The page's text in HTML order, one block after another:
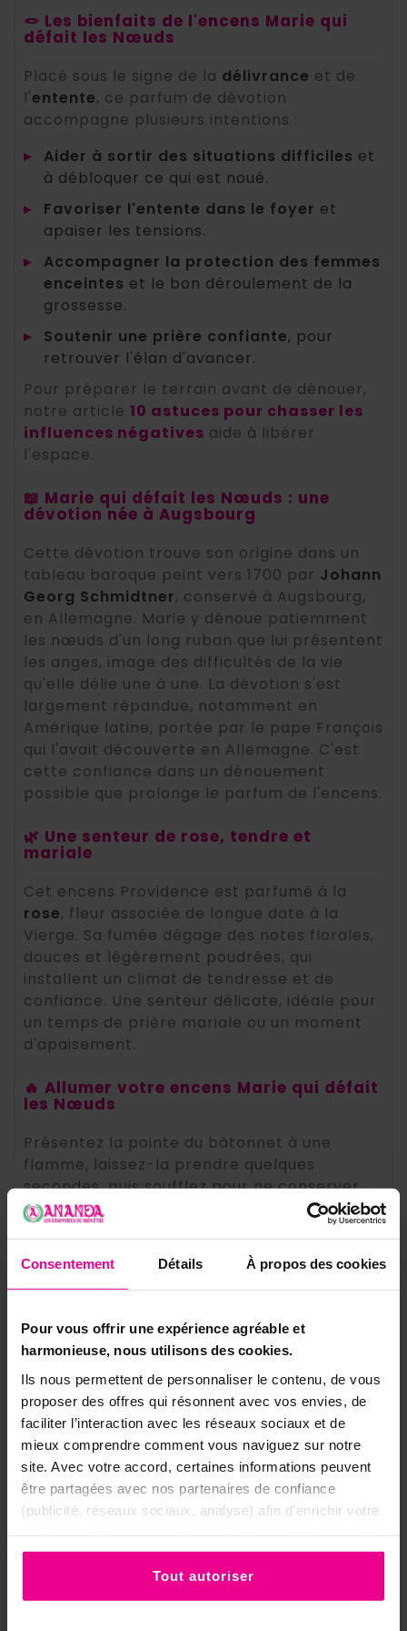
Consentement Détails À propos des cookies
Pour vous offrir une expérience agréable et
harmonieuse, nous utilisons des cookies.
Ils nous permettent de personnaliser le contenu, de vous
proposer des offres qui résonnent avec vos envies, de
faciliter l’interaction avec les réseaux sociaux et de
mieux comprendre comment vous naviguez sur notre
site. Avec votre accord, certaines informations peuvent
être partagées avec nos partenaires de confiance
(publicité, réseaux sociaux, analyse) afin d’enrichir votre
ou de les refuser.
Tout autoriser
🪢 Les bienfaits de l'encens Marie qui
défait les Nœuds
Placé sous le signe de la délivrance et de
l'entente, ce parfum de dévotion
accompagne plusieurs intentions :
▸
Aider à sortir des situations difficiles et
à débloquer ce qui est noué.
▸
Favoriser l'entente dans le foyer et
apaiser les tensions.
▸
Accompagner la protection des femmes
enceintes et le bon déroulement de la
grossesse.
▸
Soutenir une prière confiante, pour
retrouver l'élan d'avancer.
Pour préparer le terrain avant de dénouer,
notre article 10 astuces pour chasser les
influences négatives aide à libérer
l'espace.
📖 Marie qui défait les Nœuds : une
dévotion née à Augsbourg
Cette dévotion trouve son origine dans un
tableau baroque peint vers 1700 par Johann
Georg Schmidtner, conservé à Augsbourg,
en Allemagne. Marie y dénoue patiemment
les nœuds d'un long ruban que lui présentent
les anges, image des difficultés de la vie
qu'elle délie une à une. La dévotion s'est
largement répandue, notamment en
Amérique latine, portée par le pape François
qui l'avait découverte en Allemagne. C'est
cette confiance dans un dénouement
possible que prolonge le parfum de l'encens.
🌿 Une senteur de rose, tendre et
mariale
Cet encens Providence est parfumé à la
rose, fleur associée de longue date à la
Vierge. Sa fumée dégage des notes florales,
douces et légèrement poudrées, qui
installent un climat de tendresse et de
confiance. Une senteur délicate, idéale pour
un temps de prière mariale ou un moment
d'apaisement.
🔥 Allumer votre encens Marie qui défait
les Nœuds
Présentez la pointe du bâtonnet à une
flamme, laissez-la prendre quelques
secondes, puis soufflez pour ne conserver
que la braise. Déposez-le sur un porte-
encens adapté, dans une pièce aérée, et
laissez la fumée se répandre. Un geste idéal
pour ouvrir une prière et confier à Marie le
nœud que l'on souhaite voir se défaire.
📋 La fiche en un coup d'œil
Gamme
Providence
Senteur
Rose
Format
Encens en bâtonnets,
20g
Délivrance, entente du
🎥 Accueillir un nouveau cycle en vidéo